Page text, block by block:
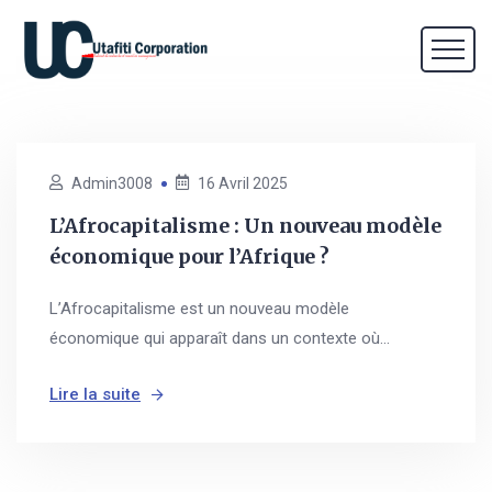
Admin3008 16 Avril 2025
L’Afrocapitalisme : Un nouveau modèle
économique pour l’Afrique ?
L’Afrocapitalisme est un nouveau modèle
économique qui apparaît dans un contexte où...
Lire la suite